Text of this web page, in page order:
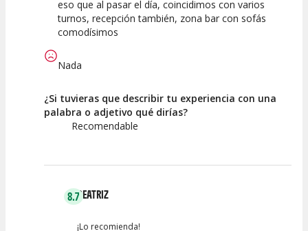
eso que al pasar el día, coincidimos con varios
turnos, recepción también, zona bar con sofás
comodísimos
Nada
¿Si tuvieras que describir tu experiencia con una
palabra o adjetivo qué dirías?
Recomendable
8.7BEATRIZ
¡Lo recomienda!